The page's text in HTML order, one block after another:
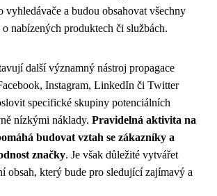
vyhledávače a budou obsahovat všechny
nabízených produktech či službách.
další významný nástroj propagace
Instagram, LinkedIn či Twitter
specifické skupiny potenciálních
nízkými náklady. Pravidelná aktivita na
budovat vztah se zákazníky a
značky. Je však důležité vytvářet
obsah, který bude pro sledující zajímavý a